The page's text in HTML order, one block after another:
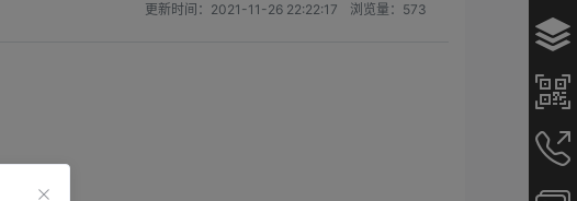
更新时间： 2021-11-26 22:22:17 浏览量： 573